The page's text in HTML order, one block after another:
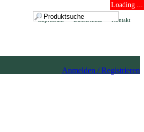
Loading ...
Kontakt
Datenschutz
Impressum
Anmelden / Registrieren